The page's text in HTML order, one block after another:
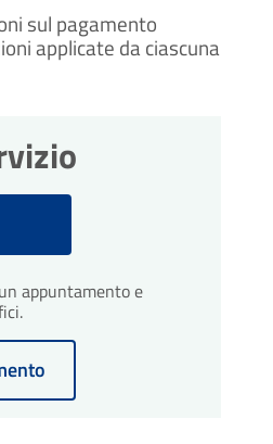
sul pagamento
applicate da ciascuna
appuntamento e